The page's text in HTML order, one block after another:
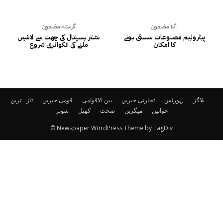
گزشتہ مضمون
نشتر ہسپتال کی چھت سے لاشیں
ملنے کی انکوائری شروع
اگلا مضمون
پیٹرولیم مصنوعات سستی ہونے
کا امکان
تازہ ترین قومی خبریں بین الاقوامی تجارتی خبریں رپورٹس
بلاگز
شوبز
کھیل صحت میگزین خواتین
© Newspaper WordPress Theme by TagDiv